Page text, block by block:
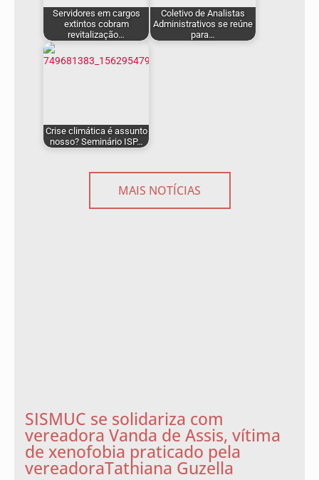
Servidores em cargos
extintos cobram
revitalização…
Coletivo de Analistas
Administrativos se reúne
para…
Crise climática é assunto
nosso? Seminário ISP…
MAIS NOTÍCIAS
SISMUC se solidariza com
vereadora Vanda de Assis, vítima
de xenofobia praticado pela
vereadoraTathiana Guzella